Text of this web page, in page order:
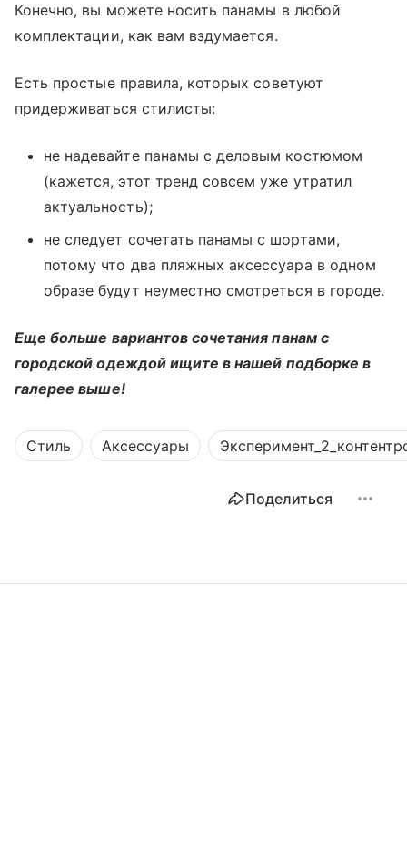
Конечно, вы можете носить панамы в любой
комплектации, как вам вздумается.
Есть простые правила, которых советуют
придерживаться стилисты:
не надевайте панамы с деловым костюмом
(кажется, этот тренд совсем уже утратил
актуальность);
не следует сочетать панамы с шортами,
потому что два пляжных аксессуара в одном
образе будут неуместно смотреться в городе.
Еще больше вариантов сочетания панам с
городской одеждой ищите в нашей подборке в
галерее выше!
Стиль Аксессуары
Поделиться